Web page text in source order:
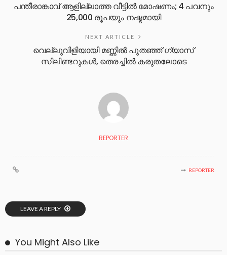
പന്തീരാങ്കാവ് ആളില്ലാത്ത വീട്ടിൽ മോഷണം; 4 പവനും
25,000 രൂപയും നഷ്ടമായി
NEXT ARTICLE
വെല്ലുവിളിയായി മണ്ണിൽ പുതഞ്ഞ് ഗ്യാസ്
സിലിണ്ടറുകള്‍, തെരച്ചിൽ കരുതലോടെ
REPORTER
REPORTER
LEAVE A REPLY
You Might Also Like